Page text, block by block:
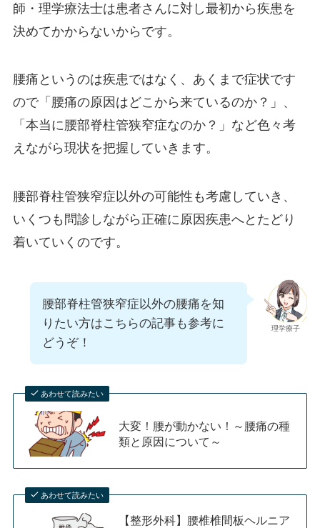
師・理学療法士は患者さんに対し最初から疾患を
決めてかからないからです。
腰痛というのは疾患ではなく、あくまで症状です
ので「腰痛の原因はどこから来ているのか？」、
「本当に腰部脊柱管狭窄症なのか？」など色々考
えながら現状を把握していきます。
腰部脊柱管狭窄症以外の可能性も考慮していき、
いくつも問診しながら正確に原因疾患へとたどり
着いていくのです。
理学療子
腰部脊柱管狭窄症以外の腰痛を知
りたい方はこちらの記事も参考に
どうぞ！
あわせて読みたい
大変！腰が動かない！～腰痛の種
類と原因について～
あわせて読みたい
【整形外科】腰椎椎間板ヘルニア